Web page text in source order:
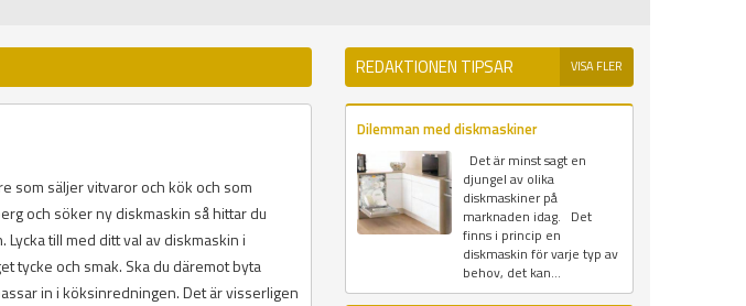
som säljer vitvaror och kök och som
och söker ny diskmaskin så hittar du
till med ditt val av diskmaskin i
tycke och smak. Ska du däremot byta
in i köksinredningen. Det är visserligen
REDAKTIONEN TIPSAR VISA FLER
Dilemman med diskmaskiner
Det är minst sagt en
djungel av olika
diskmaskiner på
marknaden idag. Det
finns i princip en
diskmaskin för varje typ av
behov, det kan...